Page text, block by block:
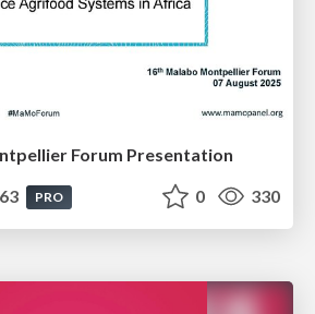
Forum Presentation
PRO 0 330